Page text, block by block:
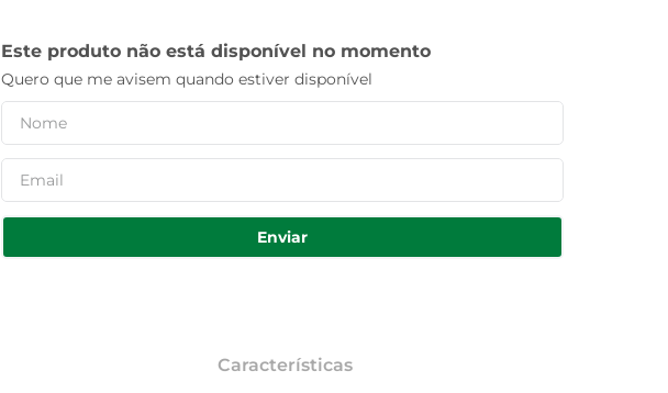
Este produto não está disponível no momento
Quero que me avisem quando estiver disponível
Enviar
Características